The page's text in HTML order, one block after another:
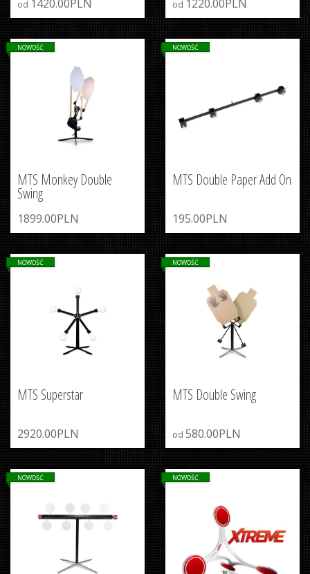
od 1420.00PLN od 1220.00PLN
MTS Monkey Double
Swing
1899.00PLN
NOWOŚĆ
MTS Double Paper Add On
195.00PLN
NOWOŚĆ
MTS Superstar
2920.00PLN
NOWOŚĆ
MTS Double Swing
od 580.00PLN
NOWOŚĆ
NOWOŚĆ NOWOŚĆ